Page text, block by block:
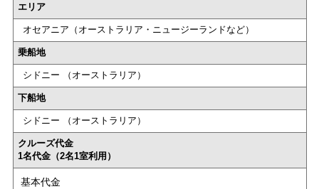
エリア
オセアニア（オーストラリア・ニュージーランドなど）
乗船地
シドニー （オーストラリア）
下船地
シドニー （オーストラリア）
クルーズ代金
1名代金（2名1室利用）
基本代金